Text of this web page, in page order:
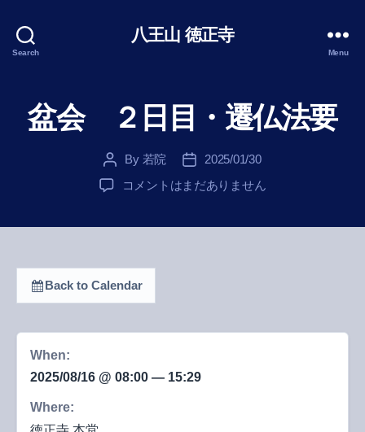
Search
八王山 徳正寺
Menu
盆会 ２日目・遷仏法要
Post
author
By 若院
Post
date
2025/01/30
盆
仏
コメントはまだありません
Back to Calendar
When:
2025/08/16 @ 08:00 — 15:29
Where: